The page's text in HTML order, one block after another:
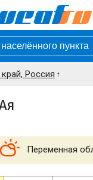
Россия
Переменная